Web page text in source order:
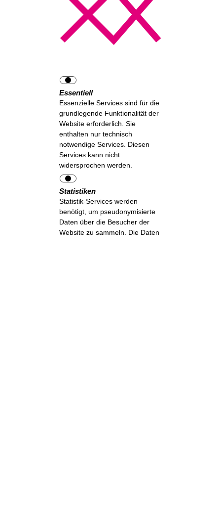
Essentiell
Essenzielle Services sind für die
grundlegende Funktionalität der
Website erforderlich. Sie
enthalten nur technisch
notwendige Services. Diesen
Services kann nicht
widersprochen werden.
Statistiken
Statistik-Services werden
benötigt, um pseudonymisierte
Daten über die Besucher der
Website zu sammeln. Die Daten